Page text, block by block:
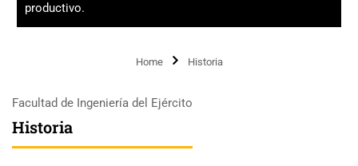
productivo.
Home Historia
Facultad de Ingeniería del Ejército
Historia